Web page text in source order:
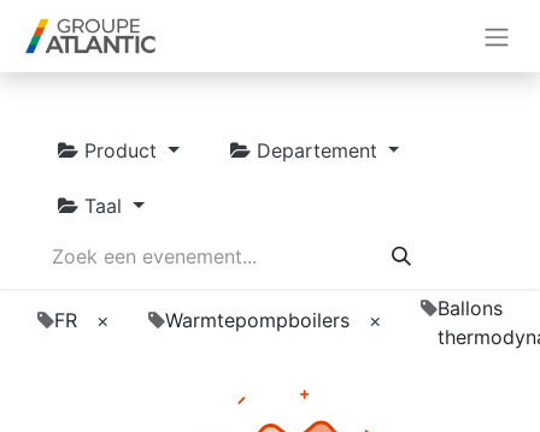
Product Departement
Taal
FR × Warmtepompboilers ×
Ballons